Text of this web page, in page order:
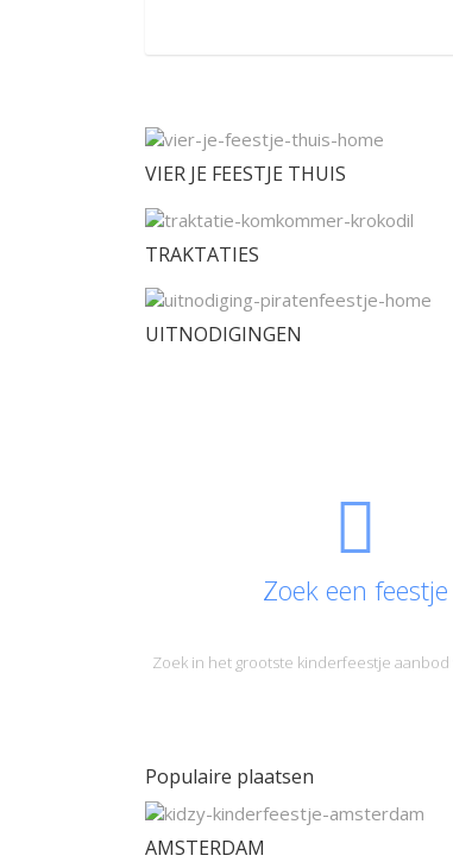
VIER JE FEESTJE THUIS
TRAKTATIES
UITNODIGINGEN
Zoek een feestje
Zoek in het grootste kinderfeestje
Populaire plaatsen
AMSTERDAM